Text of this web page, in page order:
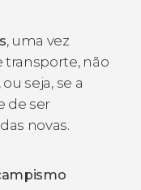
, uma vez
transporte, não
seja, se a
de ser
novas.